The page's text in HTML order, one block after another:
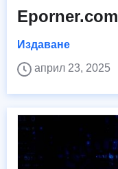
Eporner.com
Издаване
април 23, 2025